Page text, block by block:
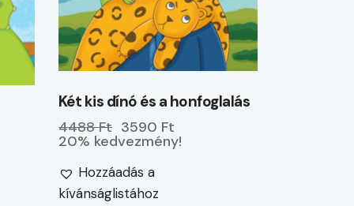
Két kis dínó és a honfoglalás
4488 Ft 3590 Ft
20% kedvezmény!
Hozzáadás a
kívánságlistához